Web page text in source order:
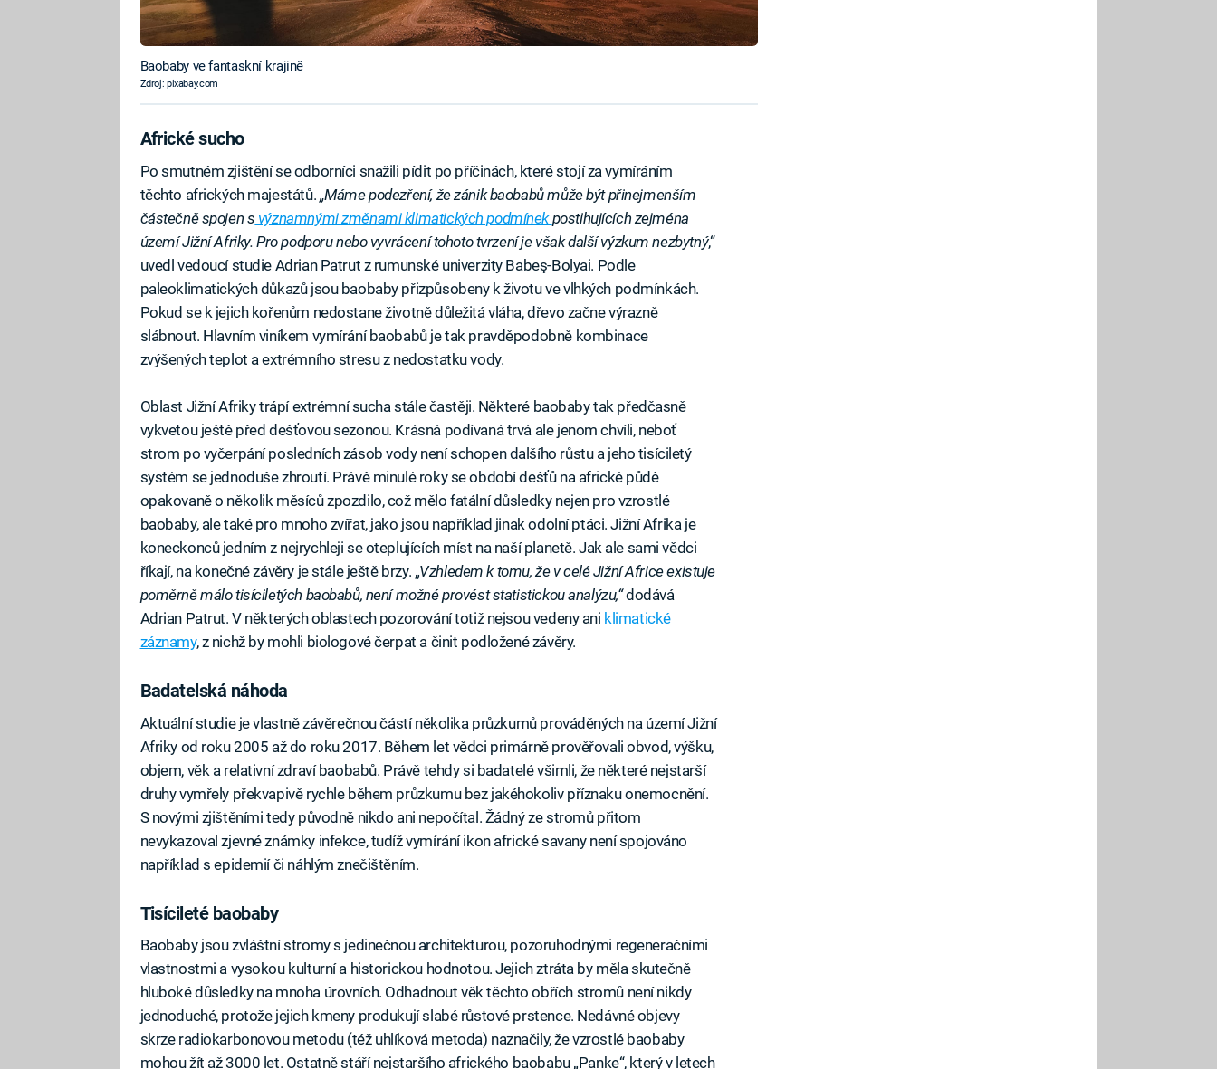
Baobaby ve fantaskní krajině
Zdroj: pixabay.com
Africké sucho
Po smutném zjištění se odborníci snažili pídit po příčinách, které stojí za vymíráním
těchto afrických majestátů. „Máme podezření, že zánik baobabů může být přinejmenším
částečně spojen s významnými změnami klimatických podmínekpostihujících zejména
území Jižní Afriky. Pro podporu nebo vyvrácení tohoto tvrzení je však další výzkum nezbytný,“
uvedl vedoucí studie Adrian Patrut z rumunské univerzity Babeş-Bolyai. Podle
paleoklimatických důkazů jsou baobaby přizpůsobeny k životu ve vlhkých podmínkách.
Pokud se k jejich kořenům nedostane životně důležitá vláha, dřevo začne výrazně
slábnout. Hlavním viníkem vymírání baobabů je tak pravděpodobně kombinace
zvýšených teplot a extrémního stresu z nedostatku vody.
Oblast Jižní Afriky trápí extrémní sucha stále častěji. Některé baobaby tak předčasně
vykvetou ještě před dešťovou sezonou. Krásná podívaná trvá ale jenom chvíli, neboť
strom po vyčerpání posledních zásob vody není schopen dalšího růstu a jeho tisíciletý
systém se jednoduše zhroutí. Právě minulé roky se období dešťů na africké půdě
opakovaně o několik měsíců zpozdilo, což mělo fatální důsledky nejen pro vzrostlé
baobaby, ale také pro mnoho zvířat, jako jsou například jinak odolní ptáci. Jižní Afrika je
koneckonců jedním z nejrychleji se oteplujících míst na naší planetě. Jak ale sami vědci
říkají, na konečné závěry je stále ještě brzy. „Vzhledem k tomu, že v celé Jižní Africe existuje
poměrně málo tisíciletých baobabů, není možné provést statistickou analýzu,“dodává
Adrian Patrut. V některých oblastech pozorování totiž nejsou vedeny ani klimatické
záznamy, z nichž by mohli biologové čerpat a činit podložené závěry.
Badatelská náhoda
Aktuální studie je vlastně závěrečnou částí několika průzkumů prováděných na území Jižní
Afriky od roku 2005 až do roku 2017. Během let vědci primárně prověřovali obvod, výšku,
objem, věk a relativní zdraví baobabů. Právě tehdy si badatelé všimli, že některé nejstarší
druhy vymřely překvapivě rychle během průzkumu bez jakéhokoliv příznaku onemocnění.
S novými zjištěními tedy původně nikdo ani nepočítal. Žádný ze stromů přitom
nevykazoval zjevné známky infekce, tudíž vymírání ikon africké savany není spojováno
například s epidemií či náhlým znečištěním.
Tisícileté baobaby
Baobaby jsou zvláštní stromy s jedinečnou architekturou, pozoruhodnými regeneračními
vlastnostmi a vysokou kulturní a historickou hodnotou. Jejich ztráta by měla skutečně
hluboké důsledky na mnoha úrovních. Odhadnout věk těchto obřích stromů není nikdy
jednoduché, protože jejich kmeny produkují slabé růstové prstence. Nedávné objevy
skrze radiokarbonovou metodu (též uhlíková metoda) naznačily, že vzrostlé baobaby
mohou žít až 3000 let. Ostatně stáří nejstaršího afrického baobabu „Panke“, který v letech